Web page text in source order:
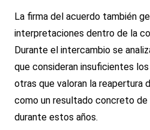
La firma del acuerdo también
interpretaciones dentro de la
Durante el intercambio se
que consideran insuficientes
otras que valoran la reapertura
como un resultado concreto
durante estos años.